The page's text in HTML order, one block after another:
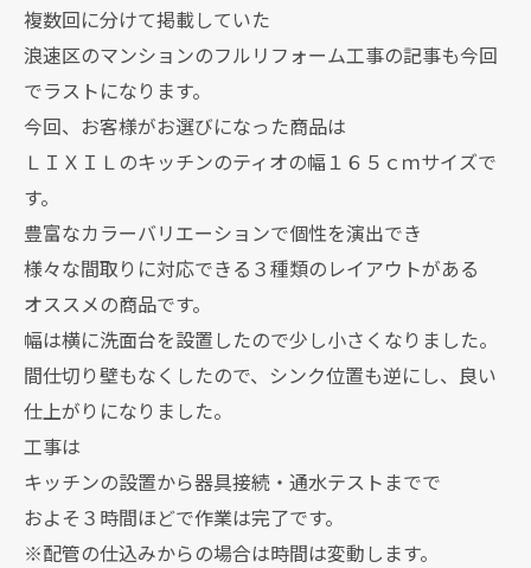
複数回に分けて掲載していた
浪速区のマンションのフルリフォーム工事の記事も今回
でラストになります。
今回、お客様がお選びになった商品は
ＬＩＸＩＬのキッチンのティオの幅１６５ｃｍサイズで
す。
豊富なカラーバリエーションで個性を演出でき
様々な間取りに対応できる３種類のレイアウトがある
オススメの商品です。
幅は横に洗面台を設置したので少し小さくなりました。
間仕切り壁もなくしたので、シンク位置も逆にし、良い
仕上がりになりました。
工事は
キッチンの設置から器具接続・通水テストまでで
およそ３時間ほどで作業は完了です。
※配管の仕込みからの場合は時間は変動します。